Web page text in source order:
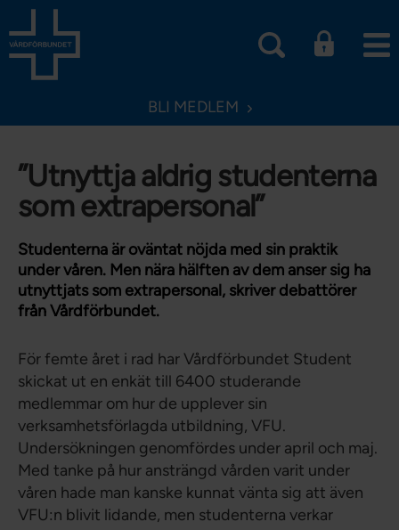
BLI MEDLEM
”Utnyttja aldrig studenterna
som extrapersonal”
Studenterna är oväntat nöjda med sin praktik
under våren. Men nära hälften av dem anser sig ha
utnyttjats som extrapersonal, skriver debattörer
från Vårdförbundet.
För femte året i rad har Vårdförbundet Student
skickat ut en enkät till 6400 studerande
medlemmar om hur de upplever sin
verksamhetsförlagda utbildning, VFU.
Undersökningen genomfördes under april och maj.
Med tanke på hur ansträngd vården varit under
våren hade man kanske kunnat vänta sig att även
VFU:n blivit lidande, men studenterna verkar